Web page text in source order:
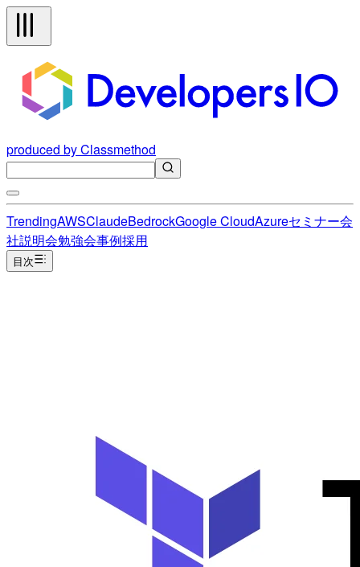
produced by Classmethod
TrendingAWSClaudeBedrockGoogle CloudAzureセミナー会
社説明会勉強会事例採用
目次